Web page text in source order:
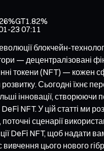
GT1.82%
23 07:11
блокчейн-
— децентралізовані
токени (NFT) — кожен
Сьогодні їхнє
інновації, створюючи
NFT. У цій статті ми
сценарії
DeFi NFT, щоб надати
вивчення цього нового